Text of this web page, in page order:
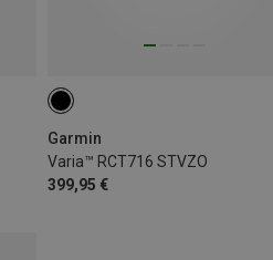
Garmin
Varia™ RCT716 STVZO
399,95 €